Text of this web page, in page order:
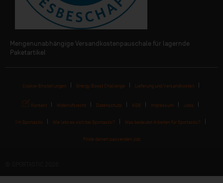
Mengenunabhängige Versandkostenpauschale für lagernde
Paketartikel
Cookie-Einstellungen Energy Boost Challenge Lieferung und Versandkosten
Kontakt Widerrufsrecht Datenschutz AGB Impressum Jobs
I'm Sportastic Wie lebt es sich bei Sportastic? Was bedeutet Arbeiten für Sportastic?
Finde deinen passenden Job